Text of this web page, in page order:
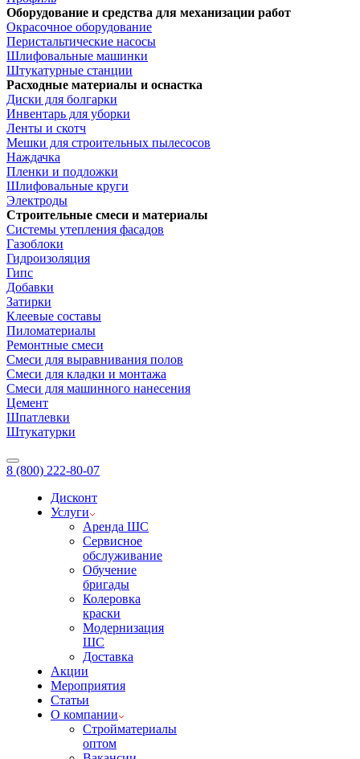
Оборудование и средства для механизации работ
Окрасочное оборудование
Перистальтические насосы
Шлифовальные машинки
Штукатурные станции
Расходные материалы и оснастка
Диски для болгарки
Инвентарь для уборки
Ленты и скотч
Мешки для строительных пылесосов
Наждачка
Пленки и подложки
Шлифовальные круги
Электроды
Строительные смеси и материалы
Системы утепления фасадов
Газоблоки
Гидроизоляция
Гипс
Добавки
Затирки
Клеевые составы
Пиломатериалы
Ремонтные смеси
Смеси для выравнивания полов
Смеси для кладки и монтажа
Смеси для машинного нанесения
Цемент
Шпатлевки
Штукатурки
8 (800) 222-80-07
Дисконт
Услуги
Аренда ШС
Сервисное
обслуживание
Обучение
бригады
Колеровка
краски
Модернизация
ШС
Доставка
Акции
Мероприятия
Статьи
О компании
Стройматериалы
оптом